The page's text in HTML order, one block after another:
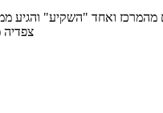
ואחד "השקיע" והגיע
צפדיה